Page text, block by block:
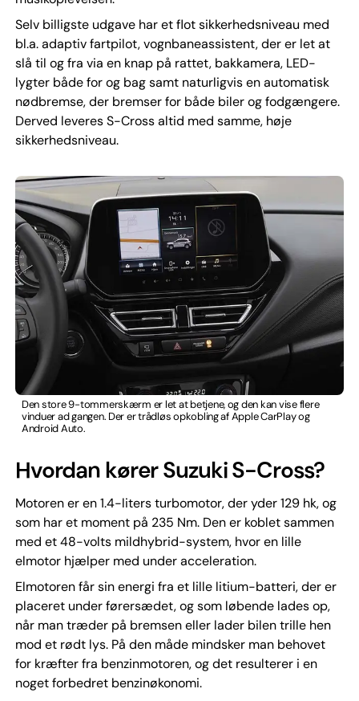
Selv billigste udgave har et flot sikkerhedsniveau med
bl.a. adaptiv fartpilot, vognbaneassistent, der er let at
slå til og fra via en knap på rattet, bakkamera, LED-
lygter både for og bag samt naturligvis en automatisk
nødbremse, der bremser for både biler og fodgængere.
Derved leveres S-Cross altid med samme, høje
sikkerhedsniveau.
Den store 9-tommerskærm er let at betjene, og den kan vise flere
vinduer ad gangen. Der er trådløs opkobling af Apple CarPlay og
Android Auto.
Hvordan kører Suzuki S-Cross?
Motoren er en 1.4-liters turbomotor, der yder 129 hk, og
som har et moment på 235 Nm. Den er koblet sammen
med et 48-volts mildhybrid-system, hvor en lille
elmotor hjælper med under acceleration.
Elmotoren får sin energi fra et lille litium-batteri, der er
placeret under førersædet, og som løbende lades op,
når man træder på bremsen eller lader bilen trille hen
mod et rødt lys. På den måde mindsker man behovet
for kræfter fra benzinmotoren, og det resulterer i en
noget forbedret benzinøkonomi.